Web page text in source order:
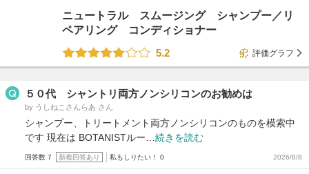
ニュートラル スムージング シャンプー／リ
ペアリング コンディショナー
5.2
評価グラフ
５０代 シャントリ両方ノンシリコンのお勧めは
by うしねこさんらあ さん
シャンプー、トリートメント両方ノンシリコンのものを模索中
です 現在は BOTANISTルー… 続きを読む
回答数 7 新着回答あり 私もしりたい！ 0 2026/8/8